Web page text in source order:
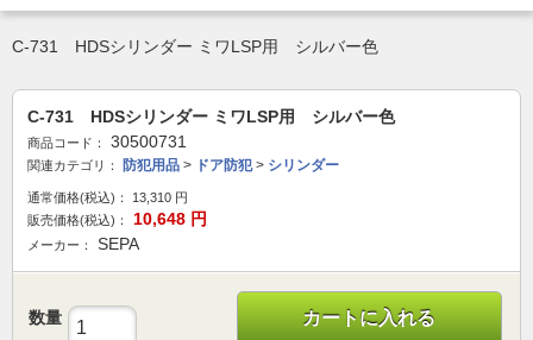
C-731 HDSシリンダー ミワLSP用 シルバー色
C-731 HDSシリンダー ミワLSP用 シルバー色
商品コード： 30500731
関連カテゴリ： 防犯用品 > ドア防犯> シリンダー
通常価格(税込)： 13,310 円
販売価格(税込)：
10,648 円
メーカー： SEPA
数量 カートに入れる